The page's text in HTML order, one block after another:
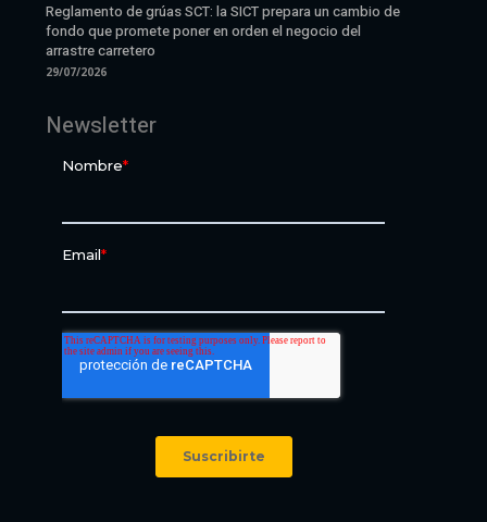
Reglamento de grúas SCT: la SICT prepara un cambio de
fondo que promete poner en orden el negocio del
arrastre carretero
29/07/2026
Newsletter